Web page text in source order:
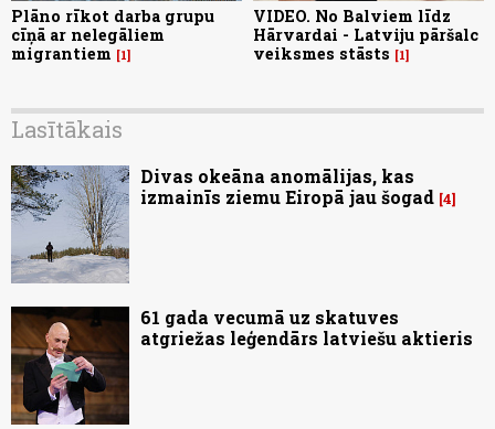
Plāno rīkot darba grupu
cīņā ar nelegāliem
migrantiem
1
VIDEO. No Balviem līdz
Hārvardai - Latviju pāršalc
veiksmes stāsts
1
Lasītākais
Divas okeāna anomālijas, kas
izmainīs ziemu Eiropā jau šogad 4
61 gada vecumā uz skatuves
atgriežas leģendārs latviešu aktieris